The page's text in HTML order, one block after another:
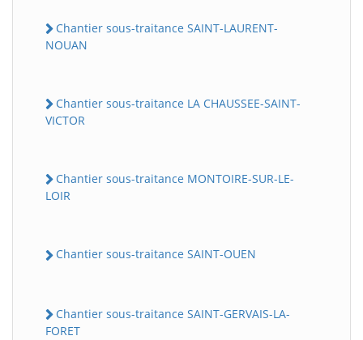
Chantier sous-traitance SAINT-LAURENT-
NOUAN
Chantier sous-traitance LA CHAUSSEE-SAINT-
VICTOR
Chantier sous-traitance MONTOIRE-SUR-LE-
LOIR
Chantier sous-traitance SAINT-OUEN
Chantier sous-traitance SAINT-GERVAIS-LA-
FORET